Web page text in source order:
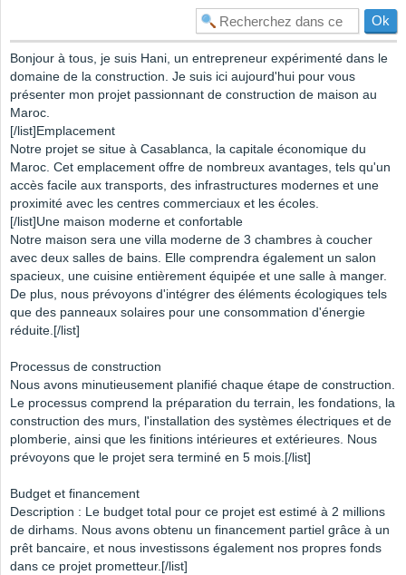
Bonjour à tous, je suis Hani, un entrepreneur expérimenté dans le
domaine de la construction. Je suis ici aujourd'hui pour vous
présenter mon projet passionnant de construction de maison au
Maroc.
[/list]Emplacement
Notre projet se situe à Casablanca, la capitale économique du
Maroc. Cet emplacement offre de nombreux avantages, tels qu'un
accès facile aux transports, des infrastructures modernes et une
proximité avec les centres commerciaux et les écoles.
[/list]Une maison moderne et confortable
Notre maison sera une villa moderne de 3 chambres à coucher
avec deux salles de bains. Elle comprendra également un salon
spacieux, une cuisine entièrement équipée et une salle à manger.
De plus, nous prévoyons d'intégrer des éléments écologiques tels
que des panneaux solaires pour une consommation d'énergie
réduite.[/list]
Processus de construction
Nous avons minutieusement planifié chaque étape de construction.
Le processus comprend la préparation du terrain, les fondations, la
construction des murs, l'installation des systèmes électriques et de
plomberie, ainsi que les finitions intérieures et extérieures. Nous
prévoyons que le projet sera terminé en 5 mois.[/list]
Budget et financement
Description : Le budget total pour ce projet est estimé à 2 millions
de dirhams. Nous avons obtenu un financement partiel grâce à un
prêt bancaire, et nous investissons également nos propres fonds
dans ce projet prometteur.[/list]